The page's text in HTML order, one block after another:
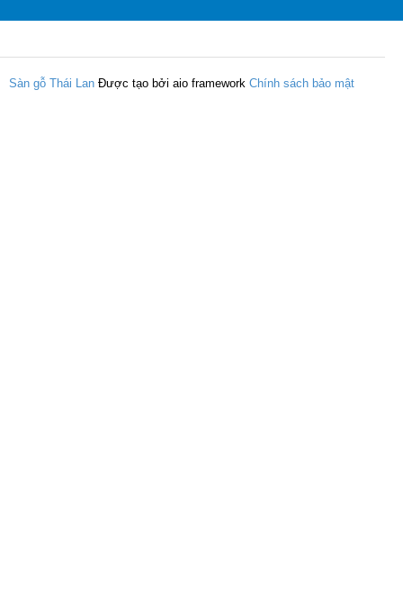
Sàn gỗ Thái Lan Được tạo bởi aio framework Chính sách bảo mật